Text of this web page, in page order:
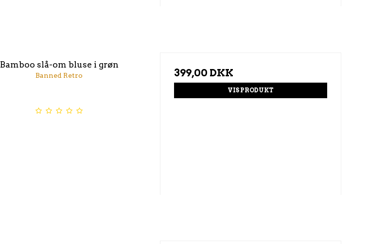
Bamboo slå-om bluse i grøn
Banned Retro 399,00 DKK
VIS PRODUKT